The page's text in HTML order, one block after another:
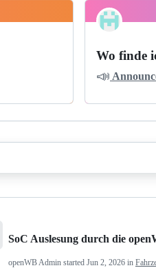
Wo finde
📣
SoC Auslesung durch die
openWB Admin started Jun 2, 2026 in